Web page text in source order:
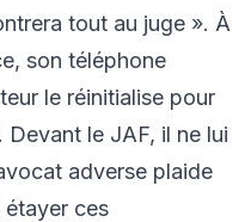
tout au juge ». À
son téléphone
le réinitialise pour
le JAF, il ne lui
adverse plaide
ces